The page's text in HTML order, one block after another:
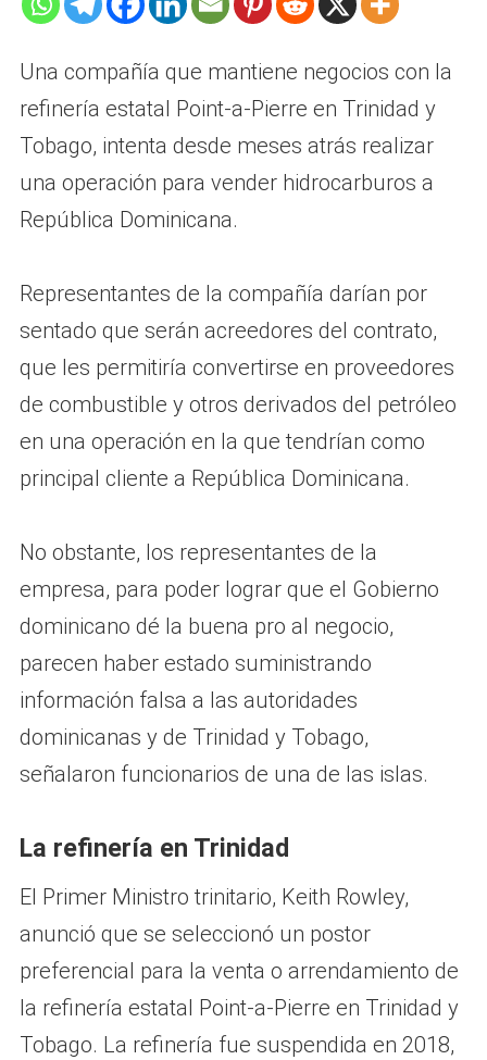
Una compañía que mantiene negocios con la
refinería estatal Point-a-Pierre en Trinidad y
Tobago, intenta desde meses atrás realizar
una operación para vender hidrocarburos a
República Dominicana.
Representantes de la compañía darían por
sentado que serán acreedores del contrato,
que les permitiría convertirse en proveedores
de combustible y otros derivados del petróleo
en una operación en la que tendrían como
principal cliente a República Dominicana.
No obstante, los representantes de la
empresa, para poder lograr que el Gobierno
dominicano dé la buena pro al negocio,
parecen haber estado suministrando
información falsa a las autoridades
dominicanas y de Trinidad y Tobago,
señalaron funcionarios de una de las islas.
La refinería en Trinidad
El Primer Ministro trinitario, Keith Rowley,
anunció que se seleccionó un postor
preferencial para la venta o arrendamiento de
la refinería estatal Point-a-Pierre en Trinidad y
Tobago. La refinería fue suspendida en 2018,